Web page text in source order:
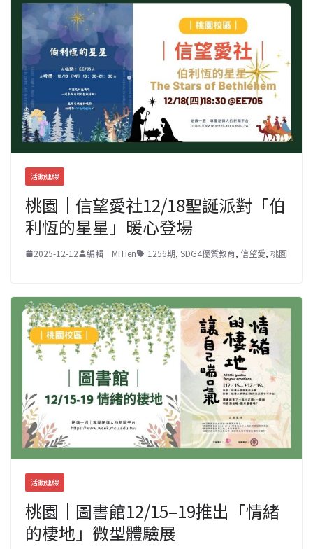
活動連線
桃園｜信望愛社12/18聖誕派對「伯
利恆的星星」暖心登場
2025-12-12 編輯｜MITien 1256期, SDG4優質教育, 信望愛, 桃園
活動連線
桃園｜圖書館12/15–19推出「情緒
的棲地」微型體驗展